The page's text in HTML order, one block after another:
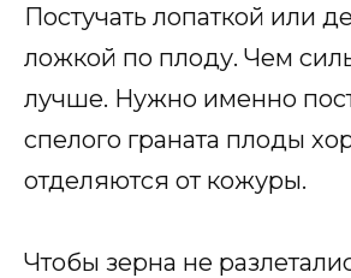
Постучать лопаткой или
ложкой по плоду. Чем
лучше. Нужно именно
спелого граната плоды
отделяются от кожуры.
Чтобы зерна не